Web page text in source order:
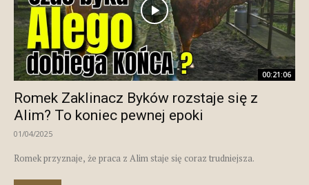
00:21:06
Romek Zaklinacz Byków rozstaje się z
Alim? To koniec pewnej epoki
01/04/2025
Romek przyznaje, że praca z Alim staje się coraz trudniejsza.